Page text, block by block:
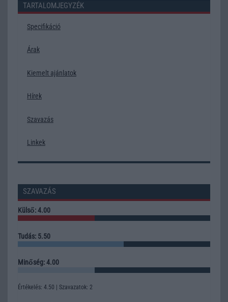
TARTALOMJEGYZÉK
Specifikáció
Árak
Kiemelt ajánlatok
Hírek
Szavazás
Linkek
SZAVAZÁS
Külső: 4.00
Tudás: 5.50
Minőség: 4.00
Értékelés: 4.50 | Szavazatok: 2